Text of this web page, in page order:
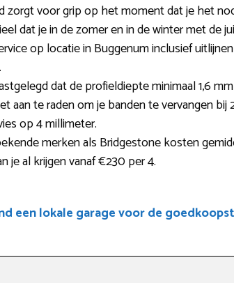
zorgt voor grip op het moment dat je het
dat je in de zomer en in de winter met de
op locatie in Buggenum inclusief
dat de profieldiepte minimaal 1,6
aan te raden om je banden te vervangen
op 4 millimeter.
merken als Bridgestone kosten
je al krijgen vanaf €230 per 4.
een lokale garage voor de